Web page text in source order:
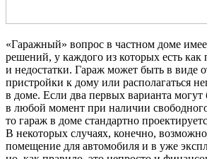
«Гаражный» вопрос в частном доме
решений, у каждого из которых есть как
и недостатки. Гараж может быть в виде
пристройки к дому или располагаться
в доме. Если два первых варианта могут
в любой момент при наличии
то гараж в доме стандартно
В некоторых случаях, конечно,
помещение для автомобиля и в уже